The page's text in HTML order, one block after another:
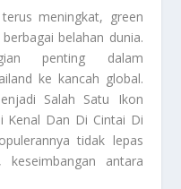
meningkat, green
belahan dunia.
penting dalam
ke kancah global.
Salah Satu Ikon
Kenal Dan Di Cintai Di
tidak lepas
antara